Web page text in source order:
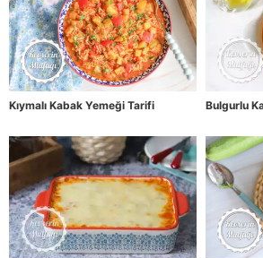
Kıymalı Kabak Yemeği Tarifi Bulgurlu